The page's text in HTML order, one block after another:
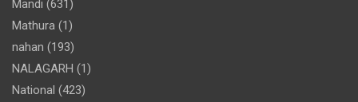
Mandi (631)
Mathura (1)
nahan (193)
NALAGARH (1)
National (423)